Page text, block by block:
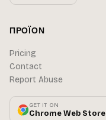
ΠΡΟΪΌΝ
Pricing
Contact
Report Abuse
GET IT ON
Chrome Web Store